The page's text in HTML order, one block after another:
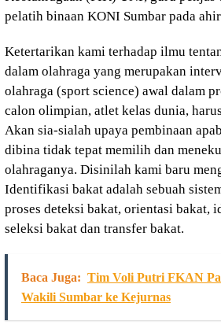
pelatih binaan KONI Sumbar pada
Ketertarikan kami terhadap ilmu
dalam olahraga yang merupakan
olahraga (sport science) awal dalam
calon olimpian, atlet kelas dunia,
Akan sia-sialah upaya pembinaan
dibina tidak tepat memilih dan
olahraganya. Disinilah kami baru
Identifikasi bakat adalah sebuah
proses deteksi bakat, orientasi bakat,
seleksi bakat dan transfer bakat.
Baca Juga: Tim Voli Putri FKAN
Wakili Sumbar ke Kejurnas